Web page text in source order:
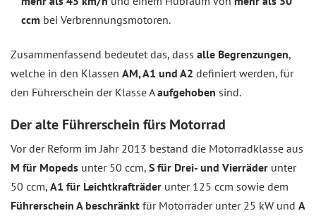
ccm bei Verbrennungsmotoren.
Zusammenfassend bedeutet das, dass alle Begrenzungen,
welche in den Klassen AM, A1 und A2 definiert werden, für
den Führerschein der Klasse Aaufgehoben sind.
Der alte Führerschein fürs Motorrad
Vor der Reform im Jahr 2013 bestand die Motorradklasse aus
M für Mopeds unter 50 ccm, S für Drei- und Vierräder unter
50 ccm, A1 für Leichtkrafträder unter 125 ccm sowie dem
Führerschein A beschränkt für Motorräder unter 25 kW und A